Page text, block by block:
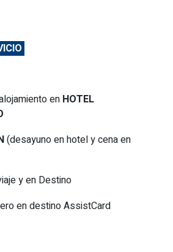
en HOTEL
(desayuno en hotel y cena en
y en Destino
en destino AssistCard